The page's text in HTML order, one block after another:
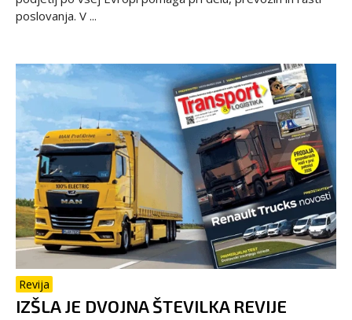
poslovanja. V ...
Revija
IZŠLA JE DVOJNA ŠTEVILKA REVIJE